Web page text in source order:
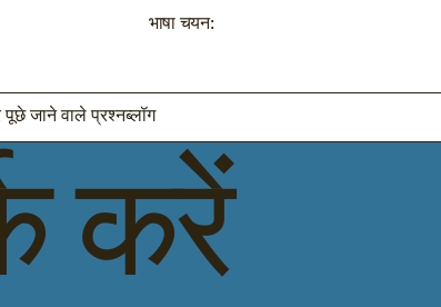
भाषा चयन:
जाने वाले प्रश्नब्लॉग
करें